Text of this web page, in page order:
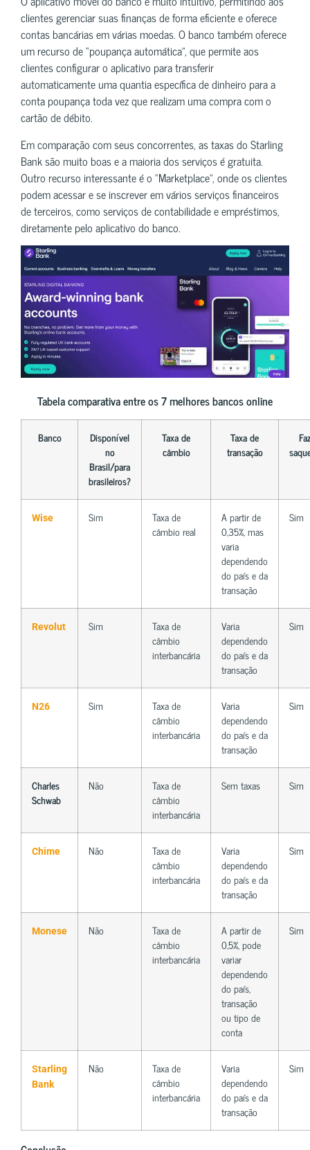
clientes gerenciar suas finanças de forma eficiente e oferece
contas bancárias em várias moedas. O banco também oferece
um recurso de “poupança automática”, que permite aos
clientes configurar o aplicativo para transferir
automaticamente uma quantia específica de dinheiro para a
conta poupança toda vez que realizam uma compra com o
cartão de débito.
Em comparação com seus concorrentes, as taxas do Starling
Bank são muito boas e a maioria dos serviços é gratuita.
Outro recurso interessante é o “Marketplace”, onde os clientes
podem acessar e se inscrever em vários serviços financeiros
de terceiros, como serviços de contabilidade e empréstimos,
diretamente pelo aplicativo do banco.
Tabela comparativa entre os 7 melhores bancos online
Banco
Disponível
no
Brasil/para
brasileiros?
Taxa de
câmbio
Taxa de
transação
Faz
Wise Sim
Taxa de
câmbio real
A partir de
0,35%, mas
varia
dependendo
do país e da
transação
Sim
Revolut Sim
Taxa de
câmbio
interbancária
Varia
dependendo
do país e da
transação
Sim
N26 Sim
Taxa de
câmbio
interbancária
Varia
dependendo
do país e da
transação
Sim
Charles
Schwab
Não
Taxa de
câmbio
interbancária
Sem taxas Sim
Chime Não
Taxa de
câmbio
interbancária
Varia
dependendo
do país e da
transação
Sim
Monese Não
Taxa de
câmbio
interbancária
A partir de
0,5%, pode
variar
dependendo
do país,
transação
ou tipo de
conta
Sim
Starling‎‎
Bank
Não
Taxa de
câmbio
interbancária
Varia
dependendo
do país e da
transação
Sim